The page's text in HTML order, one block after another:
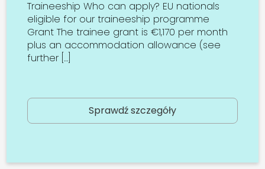
Traineeship Who can apply? EU nationals
eligible for our traineeship programme
Grant The trainee grant is €1,170 per month
plus an accommodation allowance (see
further […]
Sprawdź szczegóły